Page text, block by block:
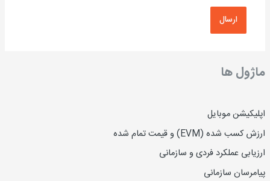
ماژول ها
اپلیکیشن موبایل
ارزش کسب شده (EVM) و قیمت تمام شده
ارزیابی عملکرد فردی و سازمانی
پیامرسان سازمانی